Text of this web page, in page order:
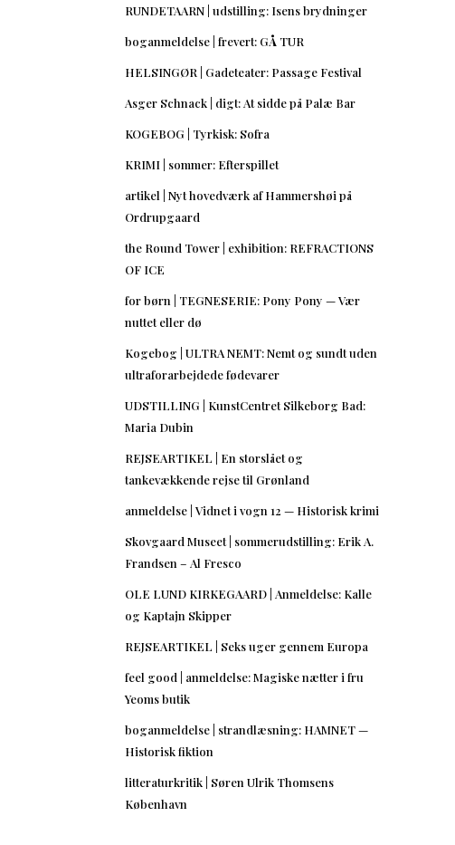
RUNDETAARN | udstilling: Isens brydninger
boganmeldelse | frevert: GÅ TUR
HELSINGØR | Gadeteater: Passage Festival
Asger Schnack | digt: At sidde på Palæ Bar
KOGEBOG | Tyrkisk: Sofra
KRIMI | sommer: Efterspillet
artikel | Nyt hovedværk af Hammershøi på
Ordrupgaard
the Round Tower | exhibition: REFRACTIONS
OF ICE
for børn | TEGNESERIE: Pony Pony — Vær
nuttet eller dø
Kogebog | ULTRA NEMT: Nemt og sundt uden
ultraforarbejdede fødevarer
UDSTILLING | KunstCentret Silkeborg Bad:
Maria Dubin
REJSEARTIKEL | En storslået og
tankevækkende rejse til Grønland
anmeldelse | Vidnet i vogn 12 — Historisk krimi
Skovgaard Museet | sommerudstilling: Erik A.
Frandsen – Al Fresco
OLE LUND KIRKEGAARD | Anmeldelse: Kalle
og Kaptajn Skipper
REJSEARTIKEL | Seks uger gennem Europa
feel good | anmeldelse: Magiske nætter i fru
Yeoms butik
boganmeldelse | strandlæsning: HAMNET —
Historisk fiktion
litteraturkritik | Søren Ulrik Thomsens
København